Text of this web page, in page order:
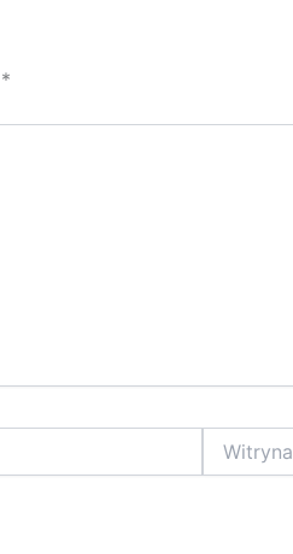
*
internetowa